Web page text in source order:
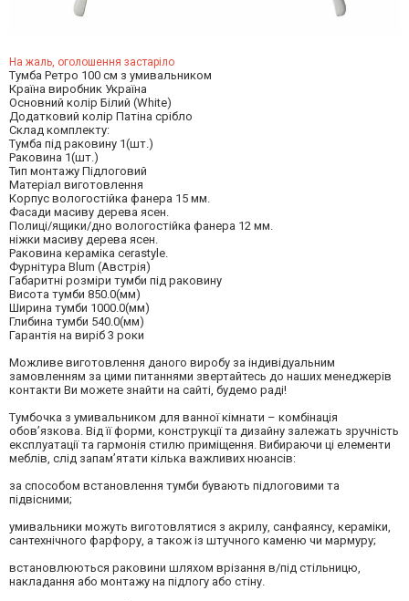
На жаль, оголошення застаріло
Тумба Ретро 100 см з умивальником
Країна виробник Україна
Основний колір Білий (White)
Додатковий колір Патіна срібло
Склад комплекту:
Тумба під раковину 1(шт.)
Раковина 1(шт.)
Тип монтажу Підлоговий
Матеріал виготовлення
Корпус вологостійка фанера 15 мм.
Фасади масиву дерева ясен.
Полиці/ящики/дно вологостійка фанера 12 мм.
ніжки масиву дерева ясен.
Раковина кераміка cerastyle.
Фурнітура Blum (Австрія)
Габаритні розміри тумби під раковину
Висота тумби 850.0(мм)
Ширина тумби 1000.0(мм)
Глибина тумби 540.0(мм)
Гарантія на виріб 3 роки
Можливе виготовлення даного виробу за індивідуальним
замовленням за цими питаннями звертайтесь до наших менеджерів
контакти Ви можете знайти на сайті, будемо раді!
Тумбочка з умивальником для ванної кімнати – комбінація
обов’язкова. Від її форми, конструкції та дизайну залежать зручність
експлуатації та гармонія стилю приміщення. Вибираючи ці елементи
меблів, слід запам’ятати кілька важливих нюансів:
за способом встановлення тумби бувають підлоговими та
підвісними;
умивальники можуть виготовлятися з акрилу, санфаянсу, кераміки,
сантехнічного фарфору, а також із штучного каменю чи мармуру;
встановлюються раковини шляхом врізання в/під стільницю,
накладання або монтажу на підлогу або стіну.